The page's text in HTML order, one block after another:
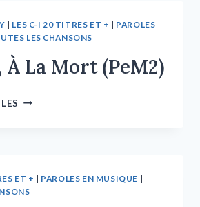
| LES C-I 20 TITRES ET + | PAROLES
LES CHANSONS
À La Mort (PeM2)
ET + | PAROLES EN MUSIQUE |